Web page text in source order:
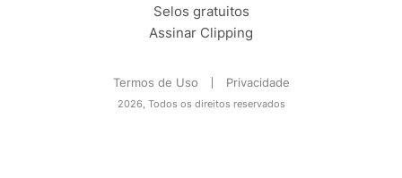
Selos gratuitos
Assinar Clipping
Termos de Uso Privacidade
2026, Todos os direitos reservados